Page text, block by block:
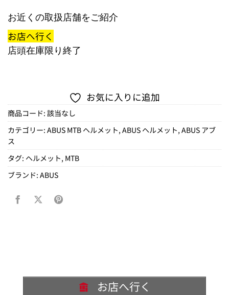
お近くの取扱店舗をご紹介
お店へ行く
店頭在庫限り終了
お気に入りに追加
商品コード: 該当なし
カテゴリー: ABUS MTB ヘルメット, ABUS ヘルメット, ABUS アブ
ス
タグ: ヘルメット, MTB
ブランド: ABUS
お店へ行く